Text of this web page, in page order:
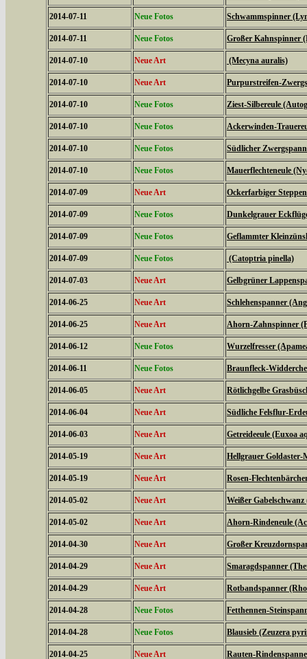
2014-07-11 Neue Fotos Schwammspinner
2014-07-11 Neue Fotos Großer Kahnspinner
2014-07-10 Neue Art (Mecyna auralis)
2014-07-10 Neue Art Purpurstreifen-
2014-07-10 Neue Fotos Ziest-Silbereule
2014-07-10 Neue Fotos Ackerwinden-
2014-07-10 Neue Fotos Südlicher
2014-07-10 Neue Fotos Mauerflechteneule
2014-07-09 Neue Art Ockerfarbiger
2014-07-09 Neue Fotos Dunkelgrauer
2014-07-09 Neue Fotos Geflammter
2014-07-09 Neue Fotos (Catoptria pinella)
2014-07-03 Neue Art Gelbgrüner
2014-06-25 Neue Art Schlehenspanner
2014-06-25 Neue Art Ahorn-Zahnspinner
2014-06-12 Neue Fotos Wurzelfresser
2014-06-11 Neue Fotos Braunfleck-
2014-06-05 Neue Art Rötlichgelbe
2014-06-04 Neue Art Südliche Felsflur-
2014-06-03 Neue Art Getreideeule (Euxoa
2014-05-19 Neue Art Hellgrauer
2014-05-19 Neue Art Rosen-
2014-05-02 Neue Art Weißer
2014-05-02 Neue Art Ahorn-Rindeneule
2014-04-30 Neue Art Großer
2014-04-29 Neue Art Smaragdspanner
2014-04-29 Neue Art Rotbandspanner
2014-04-28 Neue Fotos Fetthennen-
2014-04-28 Neue Fotos Blausieb (Zeuzera
2014-04-25 Neue Art Rauten-